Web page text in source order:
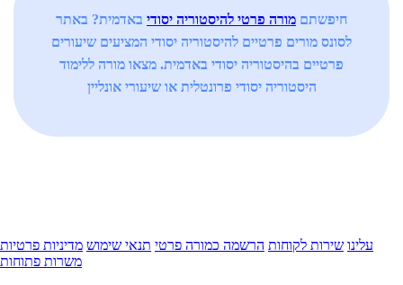
חיפשתם מורה פרטי להיסטוריה יסודי באדמית? באתר
לסונס מורים פרטיים להיסטוריה יסודי המציעים שיעורים
פרטיים בהיסטוריה יסודי באדמית. מצאו מורה ללימוד
היסטוריה יסודי פרונטלית או שיעורי אונליין
עלינו שירות לקוחות הרשמה כמורה פרטי תנאי שימוש מדיניות פרטיות
משרות פתוחות